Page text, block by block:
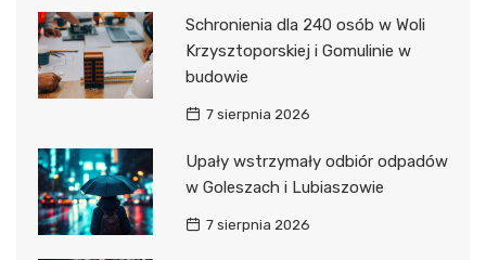
Schronienia dla 240 osób w Woli
Krzysztoporskiej i Gomulinie w
budowie
7 sierpnia 2026
Upały wstrzymały odbiór odpadów
w Goleszach i Lubiaszowie
7 sierpnia 2026